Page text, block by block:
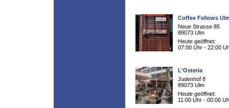
Coffee Fellows
Neue Strasse 85
89073 Ulm
Heute geöffnet:
07:00 Uhr - 22:00
L'Osteria
Judenhof 8
89073 Ulm
Heute geöffnet:
11:00 Uhr - 00:00